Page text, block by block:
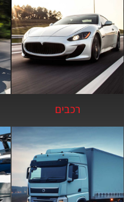
» מצבר כחול-לבן
המיוצר בישראל
» מתאים לאקלים
הישראלי
» חזק, אמין ומתקדם
» מבחר סוגים
הקליקו
רכבים